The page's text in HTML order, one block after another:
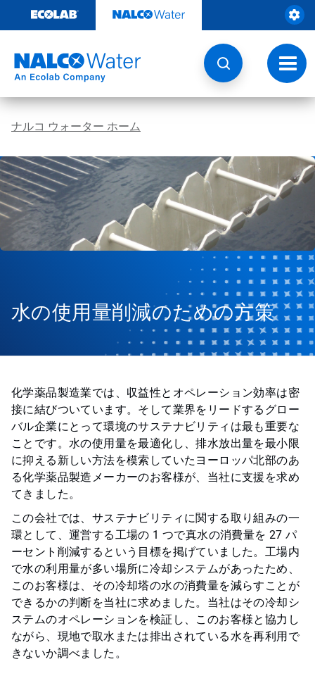
テ
る
ト
グ
ル
ナ
ン
ナルコ ウォーター ホーム
水の使用量削減のための方策
化学薬品製造業では、収益性とオペレーション効率は密
接に結びついています。そして業界をリードするグロー
バル企業にとって環境のサステナビリティは最も重要な
ことです。水の使用量を最適化し、排水放出量を最小限
に抑える新しい方法を模索していたヨーロッパ北部のあ
る化学薬品製造メーカーのお客様が、当社に支援を求め
てきました。
この会社では、サステナビリティに関する取り組みの一
環として、運営する工場の 1 つで真水の消費量を 27 パ
ーセント削減するという目標を掲げていました。工場内
で水の利用量が多い場所に冷却システムがあったため、
このお客様は、その冷却塔の水の消費量を減らすことが
できるかの判断を当社に求めました。当社はその冷却シ
ステムのオペレーションを検証し、このお客様と協力し
ながら、現地で取水または排出されている水を再利用で
きないか調べました。